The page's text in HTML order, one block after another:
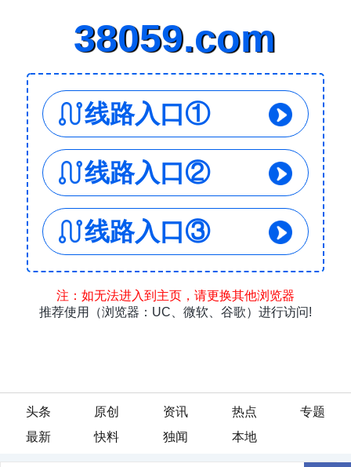
头条 原创 资讯 热点
专题
最新
快料 独闻 本地